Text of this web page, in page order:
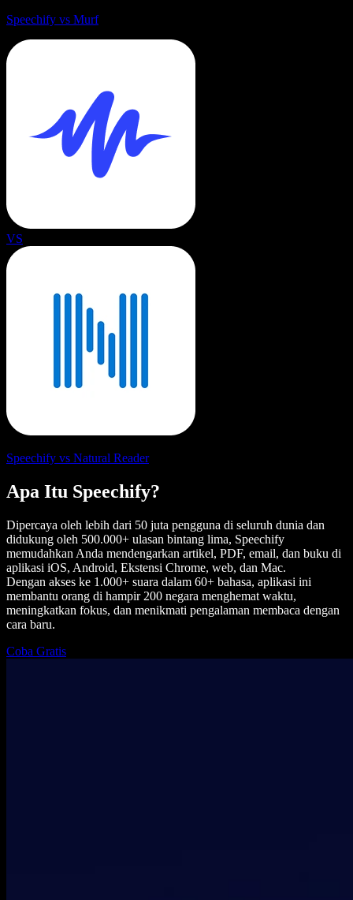
Speechify vs Murf
VS
Speechify vs Natural Reader
Apa Itu Speechify?
Dipercaya oleh lebih dari 50 juta pengguna di seluruh dunia dan
didukung oleh 500.000+ ulasan bintang lima, Speechify
memudahkan Anda mendengarkan artikel, PDF, email, dan buku di
aplikasi iOS, Android, Ekstensi Chrome, web, dan Mac.
Dengan akses ke 1.000+ suara dalam 60+ bahasa, aplikasi ini
membantu orang di hampir 200 negara menghemat waktu,
meningkatkan fokus, dan menikmati pengalaman membaca dengan
cara baru.
Coba Gratis